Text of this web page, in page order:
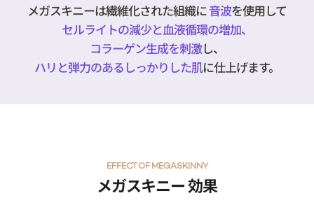
メガスキニーは繊維化された組織に音波を使用して
セルライトの減少と血液循環の増加、
コラーゲン生成を刺激し、
ハリと弾力のあるしっかりした肌に仕上げます。
メガスキニー 効果
EFFECT OF MEGASKINNY